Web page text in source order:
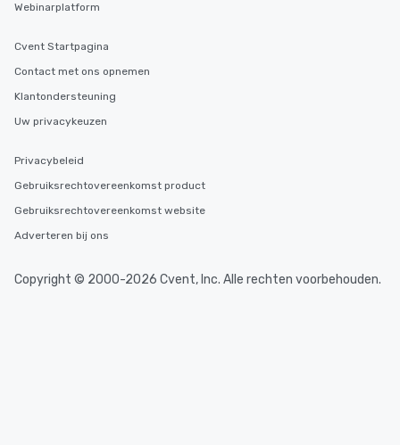
Webinarplatform
Cvent Startpagina
Contact met ons opnemen
Klantondersteuning
Uw privacykeuzen
Privacybeleid
Gebruiksrechtovereenkomst product
Gebruiksrechtovereenkomst website
Adverteren bij ons
Copyright © 2000-2026 Cvent, Inc. Alle rechten voorbehouden.